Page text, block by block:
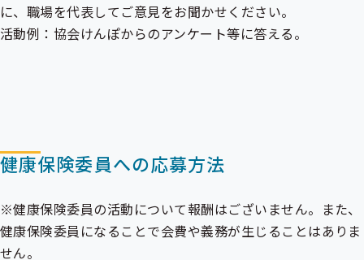
に、職場を代表してご意見をお聞かせください。
活動例：協会けんぽからのアンケート等に答える。
健康保険委員への応募方法
※健康保険委員の活動について報酬はございません。また、
健康保険委員になることで会費や義務が生じることはありま
せん。